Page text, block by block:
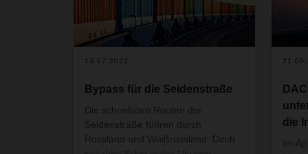
13.07.2022
Bypass für die Seidenstraße
Die schnellsten Routen der
Seidenstraße führen durch
Russland und Weißrussland. Doch
die
Im